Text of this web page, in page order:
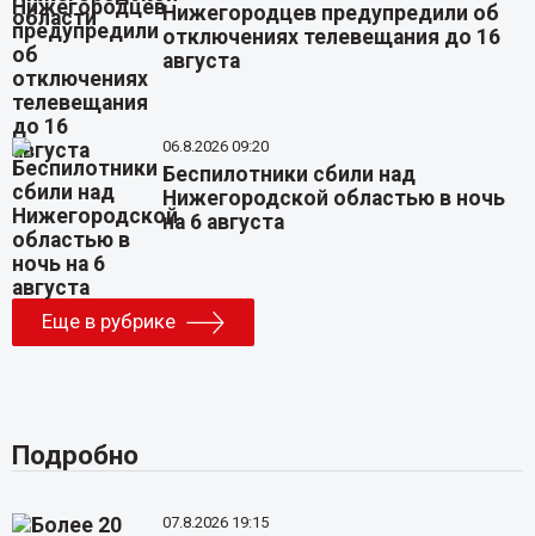
Нижегородцев предупредили об
отключениях телевещания до 16
августа
06.8.2026 09:20
Беспилотники сбили над
Нижегородской областью в ночь
на 6 августа
Еще в рубрике
Подробно
07.8.2026 19:15